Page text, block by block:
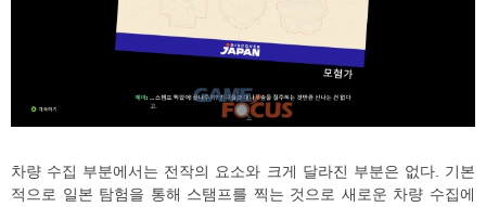
차량 수집 부분에서는 전작의 요소와 크게 달라진 부분은 없다. 기본
적으로 일본 탐험을 통해 스탬프를 찍는 것으로 새로운 차량 수집에